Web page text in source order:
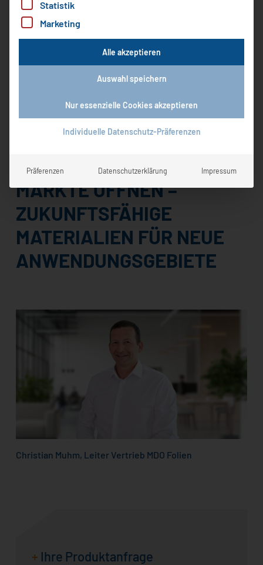
INNOVATIONSFOLIEN, DIE
MÄRKTE ÖFFNEN –
ZUKUNFTSFÄHIGE
MATERIALIEN FÜR NEUE
ANWENDUNGSGEBIETE
Christian Muhm, Leiter Vertrieb MDO Folien
+ Ihre Produktanfrage
Englisch
Vereinfachtes Chinesisch
Statistik
Marketing
Alle akzeptieren
Auswahl speichern
Nur essenzielle Cookies akzeptieren
Individuelle Datenschutz-Präferenzen
Präferenzen Datenschutzerklärung Impressum